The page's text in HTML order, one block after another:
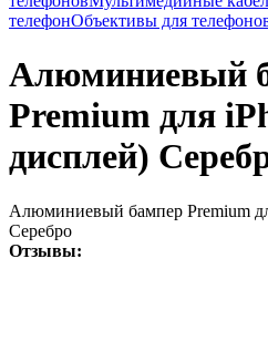
телефонОбъективы для
Алюминиевый
Premium для
дисплей)
Алюминиевый бампер Premium
Серебро
Отзывы: